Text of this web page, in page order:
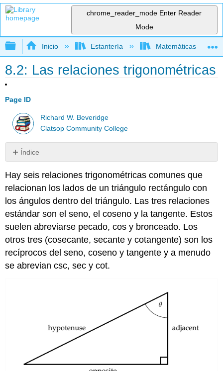
chrome_reader_mode Enter Reader
Mode
Expandir/contraer jerarquía global
Inicio Estantería Matemáticas
8.2: Las relaciones trigonométricas
Page ID
Richard W. Beveridge
Clatsop Community College
Índice
Sin
Hay seis relaciones trigonométricas comunes que
relacionan los lados de un triángulo rectángulo con
los ángulos dentro del triángulo. Las tres relaciones
estándar son el seno, el coseno y la tangente. Estos
suelen abreviarse pecado, cos y bronceado. Los
otros tres (cosecante, secante y cotangente) son los
recíprocos del seno, coseno y tangente y a menudo
se abrevian csc, sec y cot.